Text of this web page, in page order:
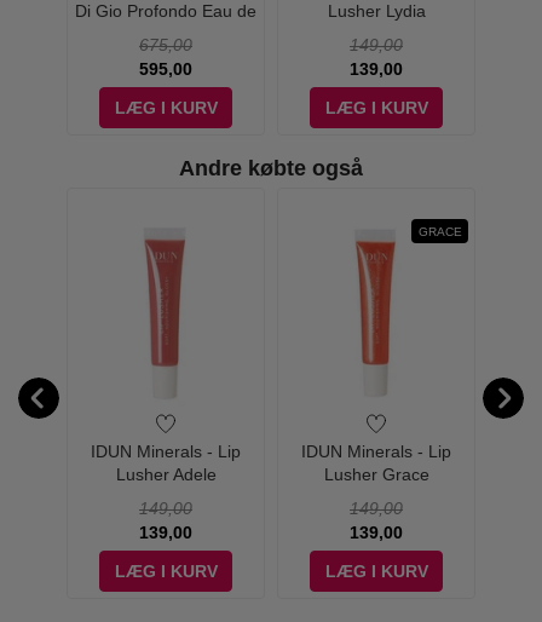
Di Gio Profondo Eau de
675,00
595,00
LÆG I KURV
Lusher Lydia
149,00
139,00
LÆG I KURV
Andre købte også
IDUN Minerals - Lip
Lusher Adele
149,00
139,00
LÆG I KURV
GRACE
IDUN Minerals - Lip
Lusher Grace
149,00
139,00
LÆG I KURV